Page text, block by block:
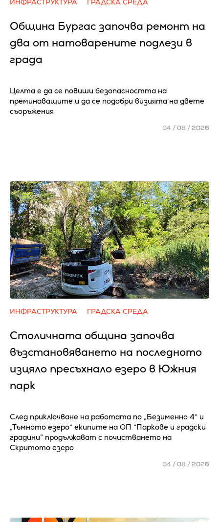
ИНФРАСТРУКТУРА ГРАДСКА СРЕДА
Община Бургас започва ремонт на
два от натоварените подлези в
града
Целта е да се повиши безопасността на
преминаващите и да се подобри визията на двете
съоръжения
04 / 08 / 2026
ИНФРАСТРУКТУРА ГРАДСКА СРЕДА
Столичната община започва
възстановяването на последното
изцяло пресъхнало езеро в Южния
парк
След приключване на работата по „Безименно 4“ и
„Тъмното езеро“ екипите на ОП “Паркове и градски
градини” продължават с почистването на
Скритото езеро
04 / 08 / 2026